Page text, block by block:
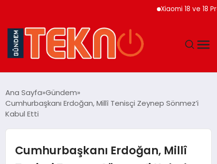
Xiaomi 18 ve 18 Pro
GÜNDEM
Ana Sayfa Gündem
Cumhurbaşkanı Erdoğan, Millî Tenisçi Zeynep Sönmez’i
Kabul Etti
Cumhurbaşkanı Erdoğan, Millî